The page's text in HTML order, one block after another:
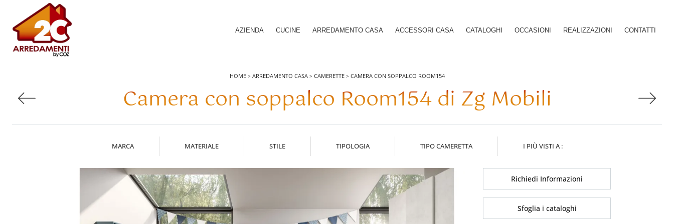
AZIENDA CUCINE ARREDAMENTO CASA ACCESSORI CASA CATALOGHI OCCASIONI REALIZZAZIONI CONTATTI
HOME> ARREDAMENTO CASA> CAMERETTE > CAMERA CON SOPPALCO ROOM154
Camera con soppalco Room154 di Zg Mobili
MARCA MATERIALE STILE TIPOLOGIA TIPO CAMERETTA I PIÙ VISTI A :
Richiedi Informazioni
Sfoglia i cataloghi